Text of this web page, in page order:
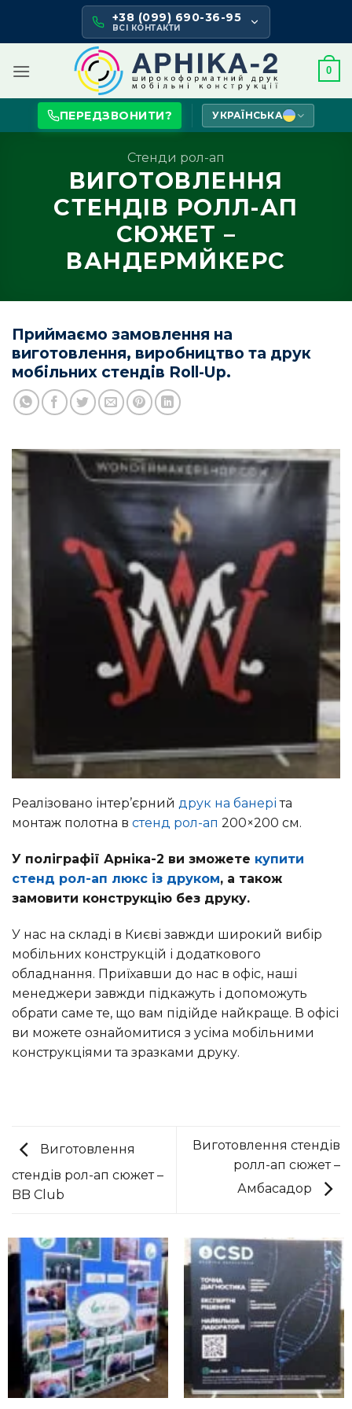
content
+38 (099) 690-36-95
ВСІ КОНТАКТИ
0
ПЕРЕДЗВОНИТИ? УКРАЇНСЬКА
Стенди рол-ап
ВИГОТОВЛЕННЯ
СТЕНДІВ РОЛЛ-АП
СЮЖЕТ –
ВАНДЕРМЙКЕРС
Приймаємо замовлення на
виготовлення, виробництво та друк
мобільних стендів Roll-Up.
Реалізовано інтер’єрний друк на банері та
монтаж полотна в стенд рол-ап 200×200 см.
У поліграфії Арніка-2 ви зможете купити
стенд рол-ап люкс із друком, а також
замовити конструкцію без друку.
У нас на складі в Києві завжди широкий вибір
мобільних конструкцій і додаткового
обладнання. Приїхавши до нас в офіс, наші
менеджери завжди підкажуть і допоможуть
обрати саме те, що вам підійде найкраще. В офісі
ви можете ознайомитися з усіма мобільними
конструкціями та зразками друку.
Виготовлення
стендів рол-ап сюжет –
BB Club
Виготовлення стендів
ролл-ап сюжет –
Амбасадор